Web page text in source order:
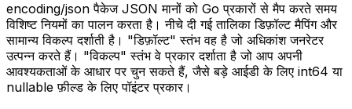
encoding/json पैकेज JSON मानों को Go प्रकारों से मैप करते समय
विशिष्ट नियमों का पालन करता है। नीचे दी गई तालिका डिफ़ॉल्ट मैपिंग और
सामान्य विकल्प दर्शाती है। "डिफ़ॉल्ट" स्तंभ वह है जो अधिकांश जनरेटर
उत्पन्न करते हैं। "विकल्प" स्तंभ वे प्रकार दर्शाता है जो आप अपनी
आवश्यकताओं के आधार पर चुन सकते हैं, जैसे बड़े आईडी के लिए int64 या
nullable फ़ील्ड के लिए पॉइंटर प्रकार।